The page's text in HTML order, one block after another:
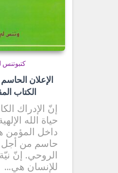
كتبوتنس
الإعلان
الكتاب
إنّ الإدراك
حياة الله
داخل المؤمن
حاسم من أجل
الروحي. إنّ
للإنسان هي…